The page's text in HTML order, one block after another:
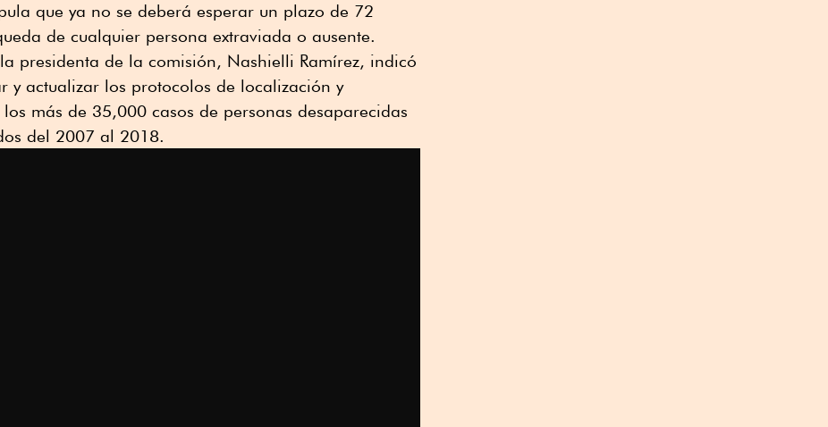
que ya no se deberá esperar un plazo de 72
de cualquier persona extraviada o ausente.
presidenta de la comisión, Nashielli Ramírez, indicó
y actualizar los protocolos de localización y
más de 35,000 casos de personas desaparecidas
del 2007 al 2018.